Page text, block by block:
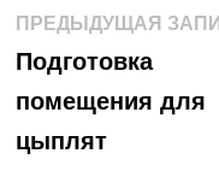
Навигация
по
записям
ПРЕДЫДУЩАЯ
Подготовка
помещения для
цыплят